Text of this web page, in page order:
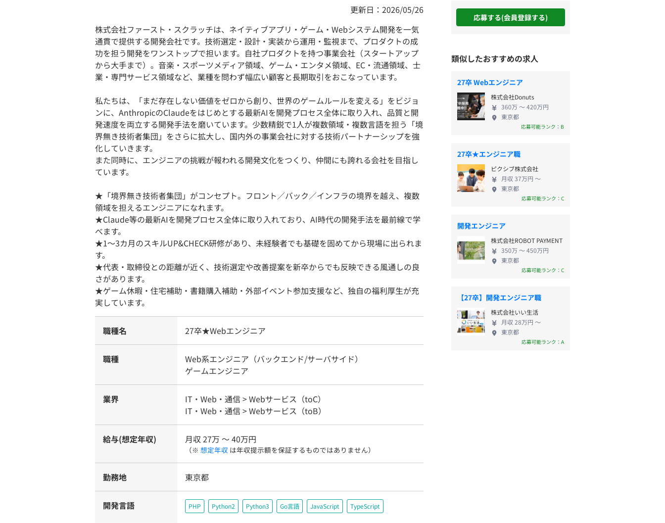
更新日：2026/05/26
株式会社ファースト・スクラッチは、ネイティブアプリ・ゲーム・Webシステム開発を一気
通貫で提供する開発会社です。技術選定・設計・実装から運用・監視まで、プロダクトの成
功を担う開発をワンストップで担います。自社プロダクトを持つ事業会社（スタートアップ
から大手まで）。音楽・スポーツメディア領域、ゲーム・エンタメ領域、EC・流通領域、士
業・専門サービス領域など、業種を問わず幅広い顧客と長期取引をおこなっています。
私たちは、「まだ存在しない価値をゼロから創り、世界のゲームルールを変える」をビジョ
ンに、AnthropicのClaudeをはじめとする最新AIを開発プロセス全体に取り入れ、品質と開
発速度を両立する開発手法を磨いています。少数精鋭で1人が複数領域・複数言語を担う「境
界無き技術者集団」をさらに拡大し、国内外の事業会社に対する技術パートナーシップを強
化していきます。
また同時に、エンジニアの挑戦が報われる開発文化をつくり、仲間にも誇れる会社を目指し
ています。
★「境界無き技術者集団」がコンセプト。フロント／バック／インフラの境界を越え、複数
領域を担えるエンジニアになれます。
★Claude等の最新AIを開発プロセス全体に取り入れており、AI時代の開発手法を最前線で学
べます。
★1〜3カ月のスキルUP&CHECK研修があり、未経験者でも基礎を固めてから現場に出られま
す。
★代表・取締役との距離が近く、技術選定や改善提案を新卒からでも反映できる風通しの良
さがあります。
★ゲーム休暇・住宅補助・書籍購入補助・外部イベント参加支援など、独自の福利厚生が充
実しています。
職種名 27卒★Webエンジニア
職種
Web系エンジニア（バックエンド/サーバサイド）
ゲームエンジニア
業界
IT・Web・通信 > Webサービス（toC）
IT・Web・通信 > Webサービス（toB）
給与(想定年収) 月収 27万 〜 40万円
（※ 想定年収 は年収提示額を保証するものではありません）
勤務地 東京都
開発言語 PHP Python2 Python3 Go言語 JavaScript TypeScript
応募する(会員登録する)
類似したおすすめの求人
27卒 Webエンジニア
株式会社Donuts
360万 〜 420万円
東京都
応募可能ランク：B
27卒★エンジニア職
ピクシブ株式会社
月収 37万円 〜
東京都
応募可能ランク：C
開発エンジニア
株式会社ROBOT PAYMENT
350万 〜 450万円
東京都
応募可能ランク：C
【27卒】開発エンジニア職
株式会社いい生活
月収 28万円 〜
東京都
応募可能ランク：A